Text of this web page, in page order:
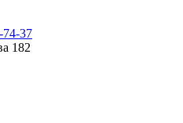
74-37
182